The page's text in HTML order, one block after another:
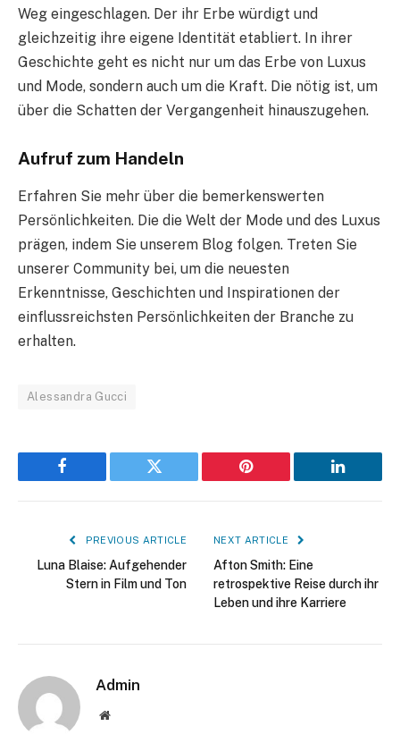
Weg eingeschlagen. Der ihr Erbe würdigt und
gleichzeitig ihre eigene Identität etabliert. In ihrer
Geschichte geht es nicht nur um das Erbe von Luxus
und Mode, sondern auch um die Kraft. Die nötig ist, um
über die Schatten der Vergangenheit hinauszugehen.
Aufruf zum Handeln
Erfahren Sie mehr über die bemerkenswerten
Persönlichkeiten. Die die Welt der Mode und des Luxus
prägen, indem Sie unserem Blog folgen. Treten Sie
unserer Community bei, um die neuesten
Erkenntnisse, Geschichten und Inspirationen der
einflussreichsten Persönlichkeiten der Branche zu
erhalten.
Alessandra Gucci
Facebook Twitter Pinterest LinkedIn
PREVIOUS ARTICLE
Luna Blaise: Aufgehender
Stern in Film und Ton
NEXT ARTICLE
Afton Smith: Eine
retrospektive Reise durch ihr
Leben und ihre Karriere
Admin
Website